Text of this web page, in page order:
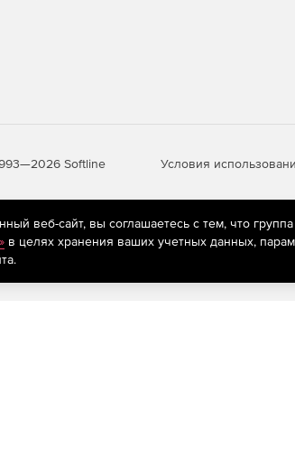
или эквивалентным ему
1 ГБ
активации, справки по продукту и получения
Softline Условия
рекомендательные технологии
пользователей сети «Интернет»,
веб-сайт, вы соглашаетесь с тем, что
в целях хранения ваших учетных данных,